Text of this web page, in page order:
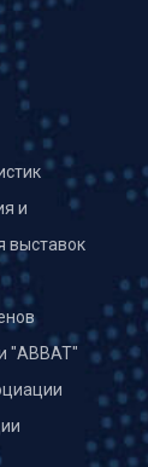
и
выставок
"АВВАТ"